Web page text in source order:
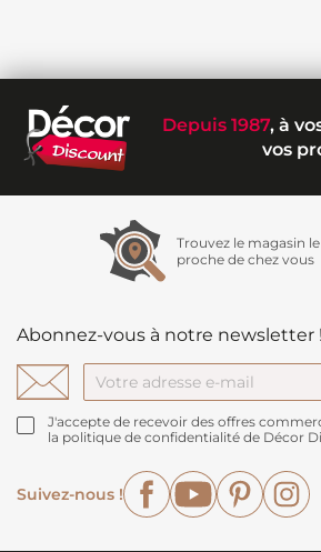
Depuis 1987, à
vos
Trouvez le magasin
proche de chez vous
Abonnez-vous à notre newsletter !
J'accepte de recevoir des offres
la politique de confidentialité de Décor
Suivez-nous !
FacebookYouTube